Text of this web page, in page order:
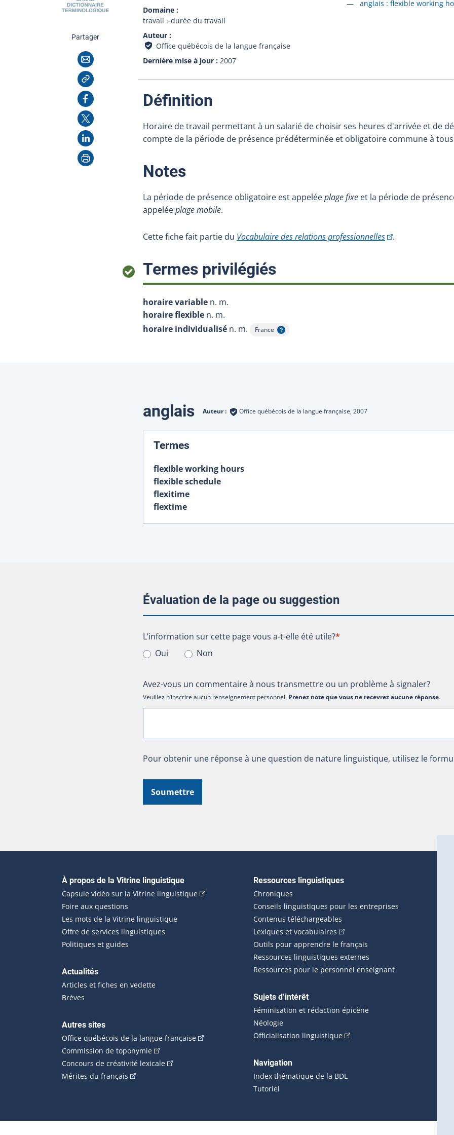
Domaine
travail
durée du travail
Auteur
Office québécois de la langue française
Dernière mise à jour
2007
Accéder à la fiche en
anglais : flexible working
Partagercette page
Courriel
Copier l'adresse
Facebook
X
LinkedIn
Imprimer
Définition
Horaire de travail permettant à un salarié de choisir ses heures d'arrivée et de
compte de la période de présence prédéterminée et obligatoire commune à tous
Notes:
La période de présence obligatoire est appeléeplage fixe et la période de
appeléeplage mobile.
Cette fiche fait partie du Vocabulaire des relations professionnelles(Cet hyperlien
.
Termes privilégiés:
horaire variable n. m.
horaire flexible n. m.
horaire individualisé n. m. France
Afficher l'infobulle
Traductions
anglais Auteur : Office québécois de la langue française, 2007
Termes
flexible working hours
flexible schedule
flexitime
flextime
Évaluation de la page ou suggestion
L’information sur cette page vous a-t-elle été utile?
L’information sur cette page vous a-t-elle été utile?*
Oui
Non
Avez-vous un commentaire à nous transmettre ou un problème à signaler?
Veuillez n’inscrire aucun renseignement personnel. Prenez note que vous ne recevrez aucune réponse.
Pour obtenir une réponse à une question de nature linguistique, utilisez le
Soumettre
Navigation principale
À propos de la Vitrine linguistique
Capsule vidéo sur la Vitrine linguistique(Cet hyperlien externe s'ouvrira dans une nouvelle fenêtre.)
Foire aux questions
Les mots de la Vitrine linguistique
Offre de services linguistiques
Politiques et guides
Actualités
Articles et fiches en vedette
Brèves
Autres sites
Office québécois de la langue française(Cet hyperlien externe s'ouvrira dans une nouvelle fenêtre.)
Commission de toponymie(Cet hyperlien externe s'ouvrira dans une nouvelle fenêtre.)
Concours de créativité lexicale(Cet hyperlien externe s'ouvrira dans une nouvelle fenêtre.)
Mérites du français (Cet hyperlien externe s'ouvrira dans une nouvelle fenêtre.)
Ressources linguistiques
Chroniques
Conseils linguistiques pour les entreprises
Contenus téléchargeables
Lexiques et vocabulaires (Cet hyperlien externe s'ouvrira
Outils pour apprendre le français
Ressources linguistiques externes
Ressources pour le personnel enseignant
Sujets d’intérêt
Féminisation et rédaction épicène
Néologie
Officialisation linguistique(Cet hyperlien externe s'ouvrira
Navigation
Index thématique de la BDL
Tutoriel